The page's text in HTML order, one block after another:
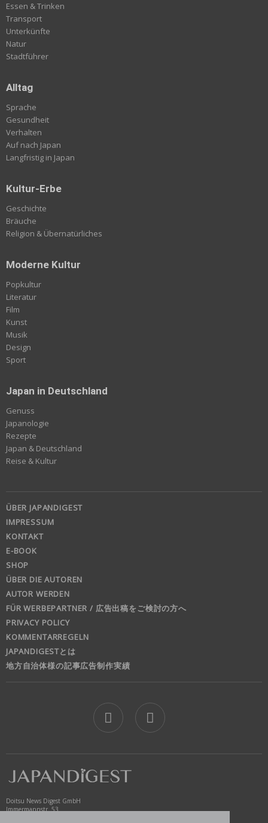
Essen & Trinken
Transport
Unterkünfte
Natur
Stadtführer
Alltag
Sprache
Gesundheit
Verhalten
Auf nach Japan
Langfristig in Japan
Kultur-Erbe
Geschichte
Bräuche
Religion & Übernatürliches
Moderne Kultur
Popkultur
Literatur
Film
Kunst
Musik
Design
Sport
Japan in Deutschland
Genuss
Japanologie
Rezepte
Japan & Deutschland
Reise & Kultur
ÜBER JAPANDIGEST
IMPRESSUM
KONTAKT
E-BOOK
SHOP
ÜBER DIE AUTOREN
AUTOR WERDEN
FÜR WERBEPARTNER / 広告出稿をご検討の方へ
PRIVACY POLICY
KOMMENTARREGELN
JAPANDIGESTとは
地方自治体様の記事広告制作実績
Doitsu News Digest GmbH
Immermannstr. 53